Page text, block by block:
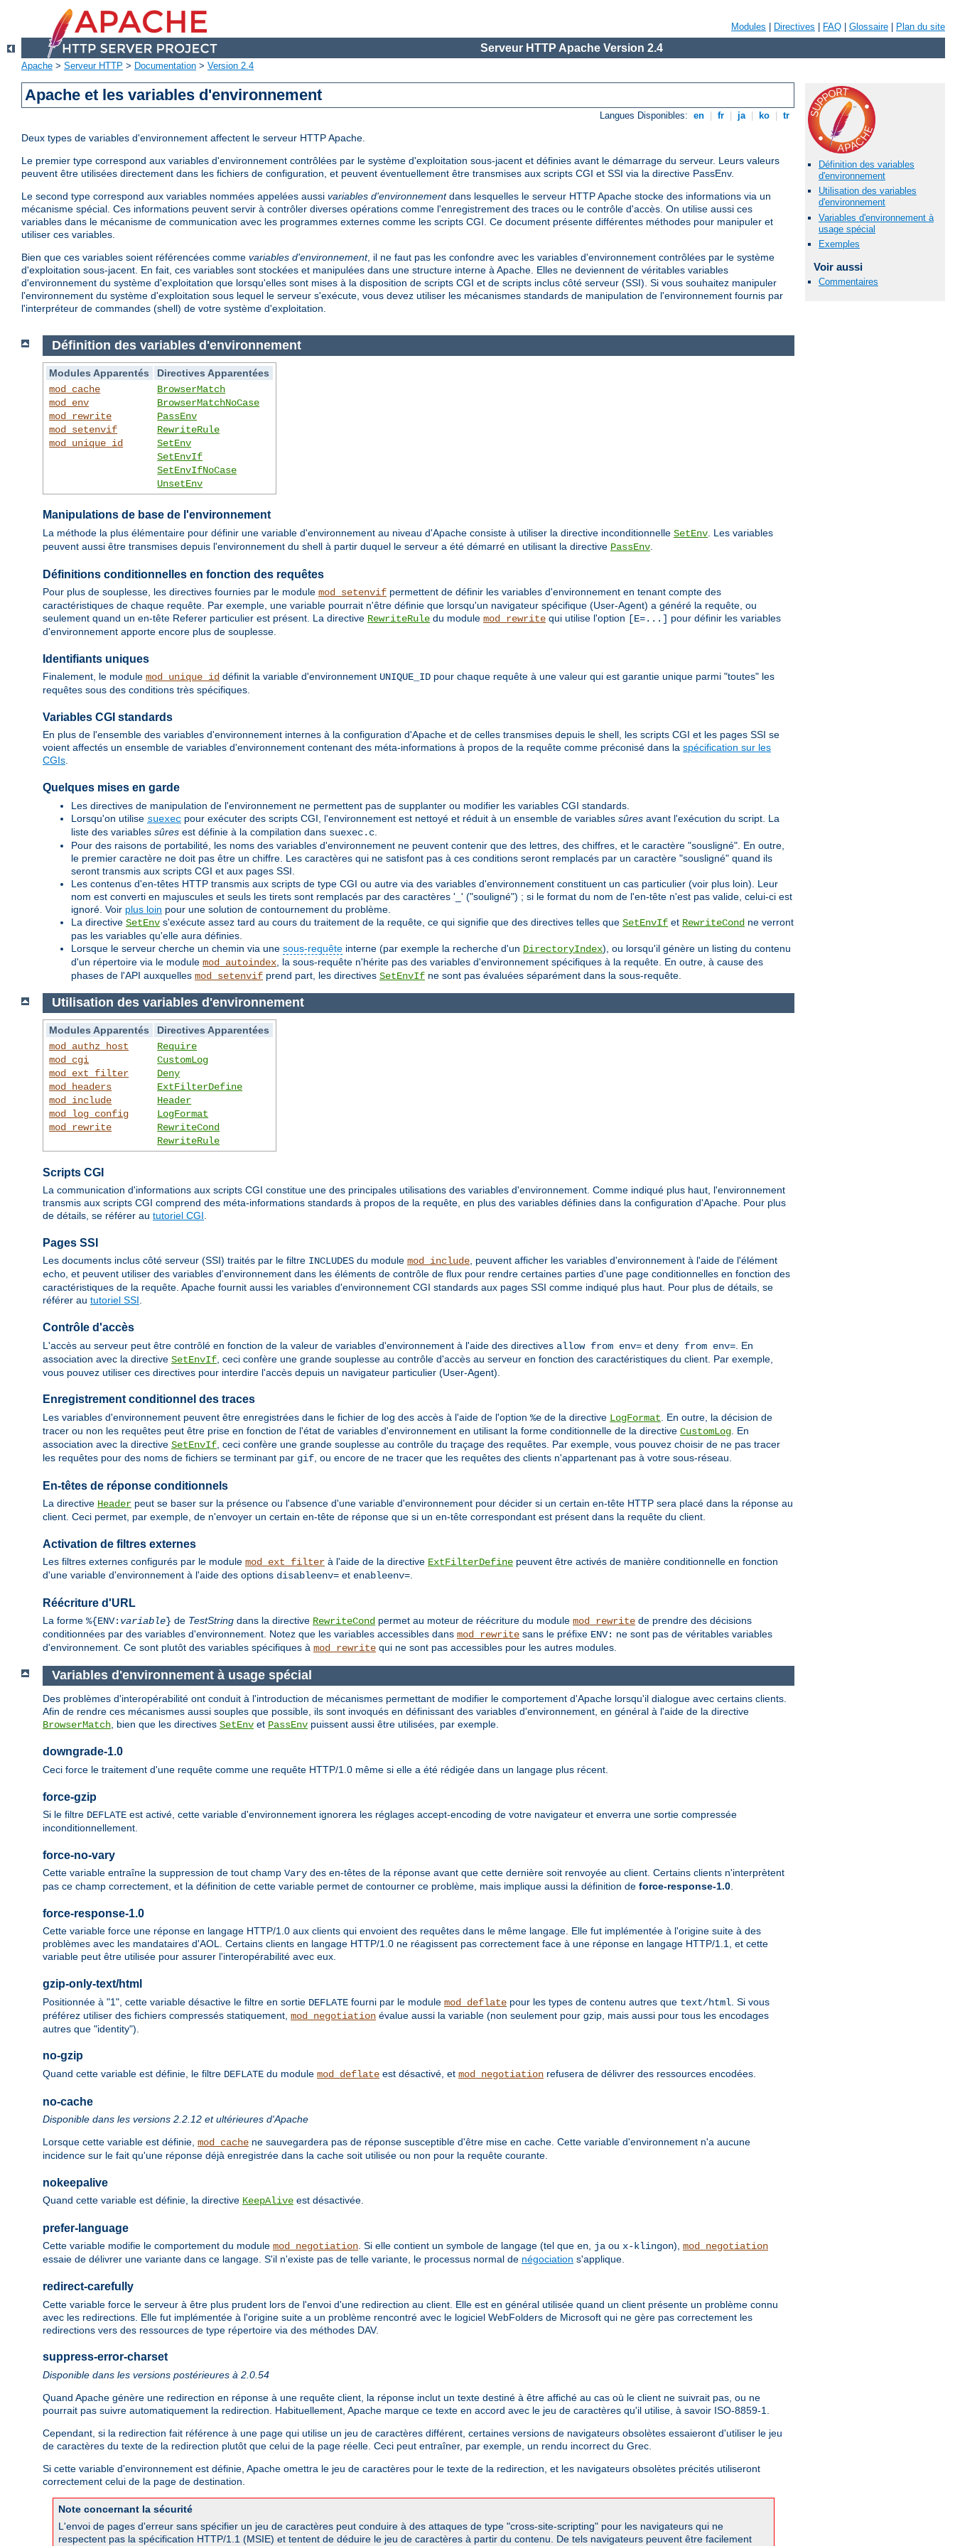
Modules Directives FAQ Glossaire Plan du site
Serveur HTTP Apache Version 2.4
Apache > Serveur HTTP > Documentation > Version 2.4
Apache et les variables d'environnement
Langues Disponibles: en fr ja ko tr
Deux types de variables d'environnement affectent le serveur HTTP Apache.
Le premier type correspond aux variables d'environnement contrôlées par le système d'exploitation sous-jacent et définies avant le démarrage du serveur. Leurs valeurs
peuvent être utilisées directement dans les fichiers de configuration, et peuvent éventuellement être transmises aux scripts CGI et SSI via la directive PassEnv.
Le second type correspond aux variables nommées appelées aussi variables d'environnementdans lesquelles le serveur HTTP Apache stocke des informations via un
mécanisme spécial. Ces informations peuvent servir à contrôler diverses opérations comme l'enregistrement des traces ou le contrôle d'accès. On utilise aussi ces
variables dans le mécanisme de communication avec les programmes externes comme les scripts CGI. Ce document présente différentes méthodes pour manipuler et
utiliser ces variables.
Bien que ces variables soient référencées comme variables d'environnement, il ne faut pas les confondre avec les variables d'environnement contrôlées par le système
d'exploitation sous-jacent. En fait, ces variables sont stockées et manipulées dans une structure interne à Apache. Elles ne deviennent de véritables variables
d'environnement du système d'exploitation que lorsqu'elles sont mises à la disposition de scripts CGI et de scripts inclus côté serveur (SSI). Si vous souhaitez manipuler
l'environnement du système d'exploitation sous lequel le serveur s'exécute, vous devez utiliser les mécanismes standards de manipulation de l'environnement fournis par
l'interpréteur de commandes (shell) de votre système d'exploitation.
Définition des variables
d'environnement
Utilisation des variables
d'environnement
Variables d'environnement à
usage spécial
Exemples
Voir aussi
Commentaires
Définition des variables d'environnement
Modules Apparentés
Directives Apparentées
mod_cache
mod_env
mod_rewrite
mod_setenvif
mod_unique_id
BrowserMatch
BrowserMatchNoCase
PassEnv
RewriteRule
SetEnv
SetEnvIf
SetEnvIfNoCase
UnsetEnv
Manipulations de base de l'environnement
La méthode la plus élémentaire pour définir une variable d'environnement au niveau d'Apache consiste à utiliser la directive inconditionnelle SetEnv . Les variables
peuvent aussi être transmises depuis l'environnement du shell à partir duquel le serveur a été démarré en utilisant la directive PassEnv
Définitions conditionnelles en fonction des requêtes
Pour plus de souplesse, les directives fournies par le module mod_setenvif permettent de définir les variables d'environnement en tenant compte des
caractéristiques de chaque requête. Par exemple, une variable pourrait n'être définie que lorsqu'un navigateur spécifique (User-Agent) a généré la requête, ou
seulement quand un en-tête Referer particulier est présent. La directive RewriteRule du module mod_rewrite qui utilise l'option [E=...] pour définir les variables
d'environnement apporte encore plus de souplesse.
Identifiants uniques
Finalement, le module mod_unique_id définit la variable d'environnement UNIQUE_ID pour chaque requête à une valeur qui est garantie unique parmi "toutes" les
requêtes sous des conditions très spécifiques.
Variables CGI standards
En plus de l'ensemble des variables d'environnement internes à la configuration d'Apache et de celles transmises depuis le shell, les scripts CGI et les pages SSI se
voient affectés un ensemble de variables d'environnement contenant des méta-informations à propos de la requête comme préconisé dans la spécification sur les
CGIs.
Quelques mises en garde
Les directives de manipulation de l'environnement ne permettent pas de supplanter ou modifier les variables CGI standards.
Lorsqu'on utilise suexec pour exécuter des scripts CGI, l'environnement est nettoyé et réduit à un ensemble de variables sûres avant l'exécution du script. La
liste des variables sûres est définie à la compilation dans suexec.c
Pour des raisons de portabilité, les noms des variables d'environnement ne peuvent contenir que des lettres, des chiffres, et le caractère "sousligné". En outre,
le premier caractère ne doit pas être un chiffre. Les caractères qui ne satisfont pas à ces conditions seront remplacés par un caractère "sousligné" quand ils
seront transmis aux scripts CGI et aux pages SSI.
Les contenus d'en-têtes HTTP transmis aux scripts de type CGI ou autre via des variables d'environnement constituent un cas particulier (voir plus loin). Leur
nom est converti en majuscules et seuls les tirets sont remplacés par des caractères '_' ("souligné") ; si le format du nom de l'en-tête n'est pas valide, celui-ci est
ignoré. Voir plus loin pour une solution de contournement du problème.
La directive SetEnv s'exécute assez tard au cours du traitement de la requête, ce qui signifie que des directives telles que SetEnvIf et RewriteCond ne verront
pas les variables qu'elle aura définies.
Lorsque le serveur cherche un chemin via une sous-requête interne (par exemple la recherche d'un DirectoryIndex), ou lorsqu'il génère un listing du contenu
d'un répertoire via le module mod_autoindex , la sous-requête n'hérite pas des variables d'environnement spécifiques à la requête. En outre, à cause des
phases de l'API auxquelles mod_setenvif prend part, les directives SetEnvIf ne sont pas évaluées séparément dans la sous-requête.
Utilisation des variables d'environnement
Modules Apparentés
Directives Apparentées
mod_authz_host
mod_cgi
mod_ext_filter
mod_headers
mod_include
mod_log_config
mod_rewrite
Require
CustomLog
Deny
ExtFilterDefine
Header
LogFormat
RewriteCond
RewriteRule
Scripts CGI
La communication d'informations aux scripts CGI constitue une des principales utilisations des variables d'environnement. Comme indiqué plus haut, l'environnement
transmis aux scripts CGI comprend des méta-informations standards à propos de la requête, en plus des variables définies dans la configuration d'Apache. Pour plus
de détails, se référer au tutoriel CGI
Pages SSI
Les documents inclus côté serveur (SSI) traités par le filtre INCLUDES du module mod_include, peuvent afficher les variables d'environnement à l'aide de l'élément
echo, et peuvent utiliser des variables d'environnement dans les éléments de contrôle de flux pour rendre certaines parties d'une page conditionnelles en fonction des
caractéristiques de la requête. Apache fournit aussi les variables d'environnement CGI standards aux pages SSI comme indiqué plus haut. Pour plus de détails, se
référer au tutoriel SSI.
Contrôle d'accès
L'accès au serveur peut être contrôlé en fonction de la valeur de variables d'environnement à l'aide des directives allow from env= et deny from env= . En
association avec la directive SetEnvIf , ceci confère une grande souplesse au contrôle d'accès au serveur en fonction des caractéristiques du client. Par exemple,
vous pouvez utiliser ces directives pour interdire l'accès depuis un navigateur particulier (User-Agent).
Enregistrement conditionnel des traces
Les variables d'environnement peuvent être enregistrées dans le fichier de log des accès à l'aide de l'option %e de la directive LogFormat . En outre, la décision de
tracer ou non les requêtes peut être prise en fonction de l'état de variables d'environnement en utilisant la forme conditionnelle de la directive CustomLog . En
association avec la directive SetEnvIf , ceci confère une grande souplesse au contrôle du traçage des requêtes. Par exemple, vous pouvez choisir de ne pas tracer
les requêtes pour des noms de fichiers se terminant par gif , ou encore de ne tracer que les requêtes des clients n'appartenant pas à votre sous-réseau.
En-têtes de réponse conditionnels
La directive Header peut se baser sur la présence ou l'absence d'une variable d'environnement pour décider si un certain en-tête HTTP sera placé dans la réponse au
client. Ceci permet, par exemple, de n'envoyer un certain en-tête de réponse que si un en-tête correspondant est présent dans la requête du client.
Activation de filtres externes
Les filtres externes configurés par le module mod_ext_filter à l'aide de la directive ExtFilterDefine peuvent être activés de manière conditionnelle en fonction
d'une variable d'environnement à l'aide des options disableenv= et enableenv=
Réécriture d'URL
La forme %{ENV: variable} de TestString dans la directive RewriteCond permet au moteur de réécriture du module mod_rewrite de prendre des décisions
conditionnées par des variables d'environnement. Notez que les variables accessibles dans mod_rewrite sans le préfixe ENV: ne sont pas de véritables variables
d'environnement. Ce sont plutôt des variables spécifiques à mod_rewrite qui ne sont pas accessibles pour les autres modules.
Variables d'environnement à usage spécial
Des problèmes d'interopérabilité ont conduit à l'introduction de mécanismes permettant de modifier le comportement d'Apache lorsqu'il dialogue avec certains clients.
Afin de rendre ces mécanismes aussi souples que possible, ils sont invoqués en définissant des variables d'environnement, en général à l'aide de la directive
BrowserMatch , bien que les directives SetEnv et PassEnv puissent aussi être utilisées, par exemple.
downgrade-1.0
Ceci force le traitement d'une requête comme une requête HTTP/1.0 même si elle a été rédigée dans un langage plus récent.
force-gzip
Si le filtre DEFLATE est activé, cette variable d'environnement ignorera les réglages accept-encoding de votre navigateur et enverra une sortie compressée
inconditionnellement.
force-no-vary
Cette variable entraîne la suppression de tout champ Vary des en-têtes de la réponse avant que cette dernière soit renvoyée au client. Certains clients n'interprètent
pas ce champ correctement, et la définition de cette variable permet de contourner ce problème, mais implique aussi la définition de force-response-1.0.
force-response-1.0
Cette variable force une réponse en langage HTTP/1.0 aux clients qui envoient des requêtes dans le même langage. Elle fut implémentée à l'origine suite à des
problèmes avec les mandataires d'AOL. Certains clients en langage HTTP/1.0 ne réagissent pas correctement face à une réponse en langage HTTP/1.1, et cette
variable peut être utilisée pour assurer l'interopérabilité avec eux.
gzip-only-text/html
Positionnée à "1", cette variable désactive le filtre en sortie DEFLATE fourni par le module mod_deflate pour les types de contenu autres que text/html . Si vous
préférez utiliser des fichiers compressés statiquement, mod_negotiation évalue aussi la variable (non seulement pour gzip, mais aussi pour tous les encodages
autres que "identity").
no-gzip
Quand cette variable est définie, le filtre DEFLATE du module mod_deflate est désactivé, et mod_negotiation refusera de délivrer des ressources encodées.
no-cache
Disponible dans les versions 2.2.12 et ultérieures d'Apache
Lorsque cette variable est définie, mod_cache ne sauvegardera pas de réponse susceptible d'être mise en cache. Cette variable d'environnement n'a aucune
incidence sur le fait qu'une réponse déjà enregistrée dans la cache soit utilisée ou non pour la requête courante.
nokeepalive
Quand cette variable est définie, la directive KeepAlive est désactivée.
prefer-language
Cette variable modifie le comportement du module mod_negotiation. Si elle contient un symbole de langage (tel que en, ja ou x-klingon), mod_negotiation
essaie de délivrer une variante dans ce langage. S'il n'existe pas de telle variante, le processus normal de négociation s'applique.
redirect-carefully
Cette variable force le serveur à être plus prudent lors de l'envoi d'une redirection au client. Elle est en général utilisée quand un client présente un problème connu
avec les redirections. Elle fut implémentée à l'origine suite a un problème rencontré avec le logiciel WebFolders de Microsoft qui ne gère pas correctement les
redirections vers des ressources de type répertoire via des méthodes DAV.
suppress-error-charset
Disponible dans les versions postérieures à 2.0.54
Quand Apache génère une redirection en réponse à une requête client, la réponse inclut un texte destiné à être affiché au cas où le client ne suivrait pas, ou ne
pourrait pas suivre automatiquement la redirection. Habituellement, Apache marque ce texte en accord avec le jeu de caractères qu'il utilise, à savoir ISO-8859-1.
Cependant, si la redirection fait référence à une page qui utilise un jeu de caractères différent, certaines versions de navigateurs obsolètes essaieront d'utiliser le jeu
de caractères du texte de la redirection plutôt que celui de la page réelle. Ceci peut entraîner, par exemple, un rendu incorrect du Grec.
Si cette variable d'environnement est définie, Apache omettra le jeu de caractères pour le texte de la redirection, et les navigateurs obsolètes précités utiliseront
correctement celui de la page de destination.
Note concernant la sécurité
L'envoi de pages d'erreur sans spécifier un jeu de caractères peut conduire à des attaques de type "cross-site-scripting" pour les navigateurs qui ne
respectent pas la spécification HTTP/1.1 (MSIE) et tentent de déduire le jeu de caractères à partir du contenu. De tels navigateurs peuvent être facilement